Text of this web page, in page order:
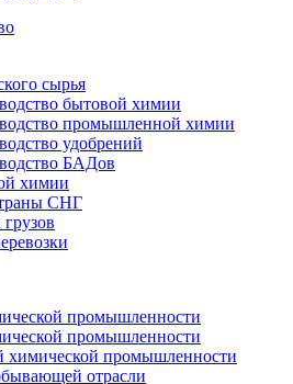
сырья
бытовой химии
промышленной химии
удобрений
БАДов
химии
СНГ
промышленности
промышленности
химической промышленности
отрасли